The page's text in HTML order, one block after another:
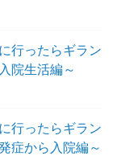
行ったらギラン
院生活編～
行ったらギラン
症から入院編～